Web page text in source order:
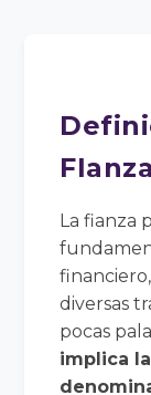
La fianza
diversas
pocas
implica